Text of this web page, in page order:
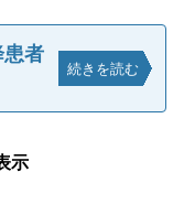
患者
続きを読む
示